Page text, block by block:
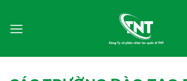
content